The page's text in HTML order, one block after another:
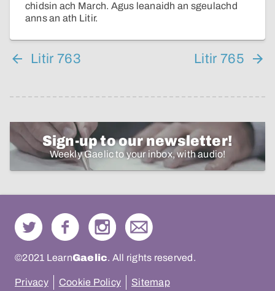
chidsin ach March. Agus leanaidh an sgeulachd
anns an ath Litir.
Litir 763 Litir 765
Sign-up to our newsletter!
Weekly Gaelic to your inbox, with audio!
©2021 LearnGaelic. All rights reserved.
Privacy Cookie Policy Sitemap